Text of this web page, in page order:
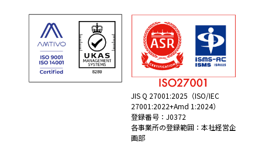
JIS Q 27001:2025（ISO/IEC
27001:2022+Amd 1:2024）
登録番号：J0372
各事業所の登録範囲：本社経営企
画部